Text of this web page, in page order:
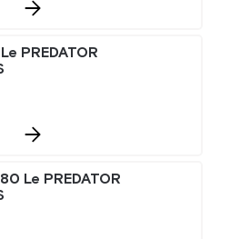
PREDATOR
Le PREDATOR